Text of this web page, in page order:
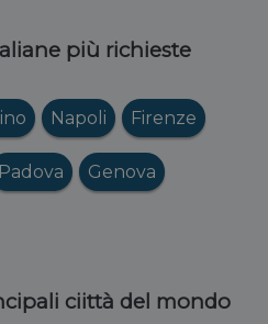
più richieste
Napoli Firenze
Padova Genova
ciittà del mondo